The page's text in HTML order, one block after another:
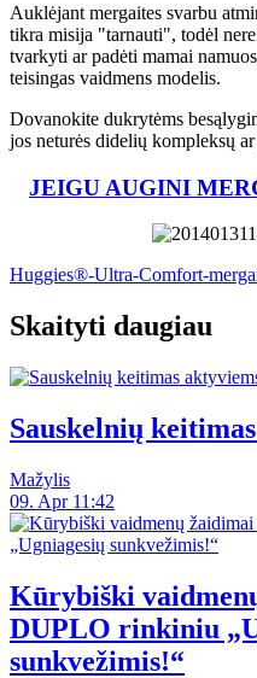
Auklėjant mergaites svarbu
tikra misija "tarnauti", todėl
tvarkyti ar padėti mamai
teisingas vaidmens modelis.
Dovanokite dukrytėms
jos neturės didelių kompleksų
JEIGU AUGINI
Huggies®-Ultra-Comfort-
Skaityti daugiau
Sauskelnių
Mažylis
09. Apr 11:42
Kūrybiški
DUPLO rinkiniu
sunkvežimis!“